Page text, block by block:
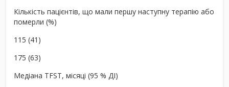
Кількість пацієнтів, що мали першу наступну терапію або
померли (%)
115 (41)
175 (63)
Медіана TFST, місяці (95 % ДІ)